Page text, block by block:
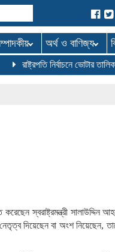
অর্থ ও বাণিজ্য
রাষ্ট্রপতি নির্বাচনে ভোটার তালিকা
স্বরাষ্ট্রমন্ত্রী সালাউদ্দিন
দিয়েছেন বা অংশ নিয়েছেন,